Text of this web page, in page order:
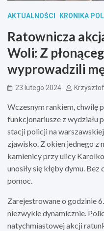
AKTUALNOŚCI KRONIKA
Ratownicza
Woli: Z
wyprowadzili
23 lutego 2024
Wczesnym rankiem, chwilę
funkcjonariusze z wydziału
stacji policji na
zjawisko. Z okien jednego z
kamienicy przy ulicy
unosiły się kłęby dymu.
pomoc.
Zarejestrowane o godzinie
niezwykle dynamicznie.
natychmiastowej akcji